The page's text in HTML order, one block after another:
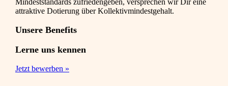
attraktive Dotierung über Kollektivmindestgehalt.
Unsere Benefits
Lerne uns kennen
Jetzt bewerben »